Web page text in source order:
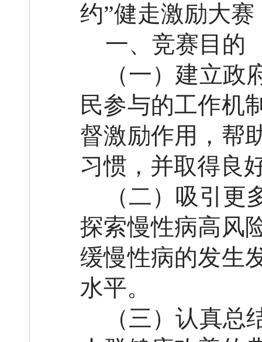
约”健走激励大赛
一、竞赛目的
（一）建立
民参与的工作机
督激励作用，帮
习惯，并取得良
（二）吸引
探索慢性病高风
缓慢性病的发生
水平。
（三）认真总